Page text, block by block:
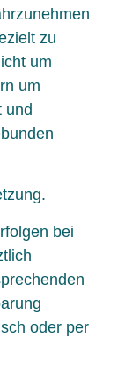
zu
um
um
und
bei
oder per